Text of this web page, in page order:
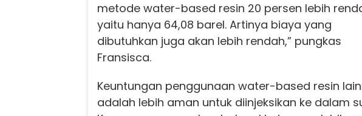
metode water-based resin 20 persen lebih
yaitu hanya 64,08 barel. Artinya biaya yang
dibutuhkan juga akan lebih rendah,” pungkas
Fransisca.
Keuntungan penggunaan water-based resin
adalah lebih aman untuk diinjeksikan ke dalam